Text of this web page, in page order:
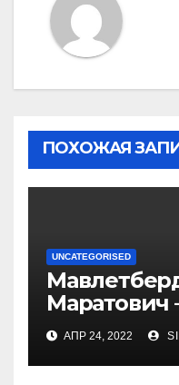
ПОХОЖАЯ
UNCATEGORISED
АПР 24, 2022